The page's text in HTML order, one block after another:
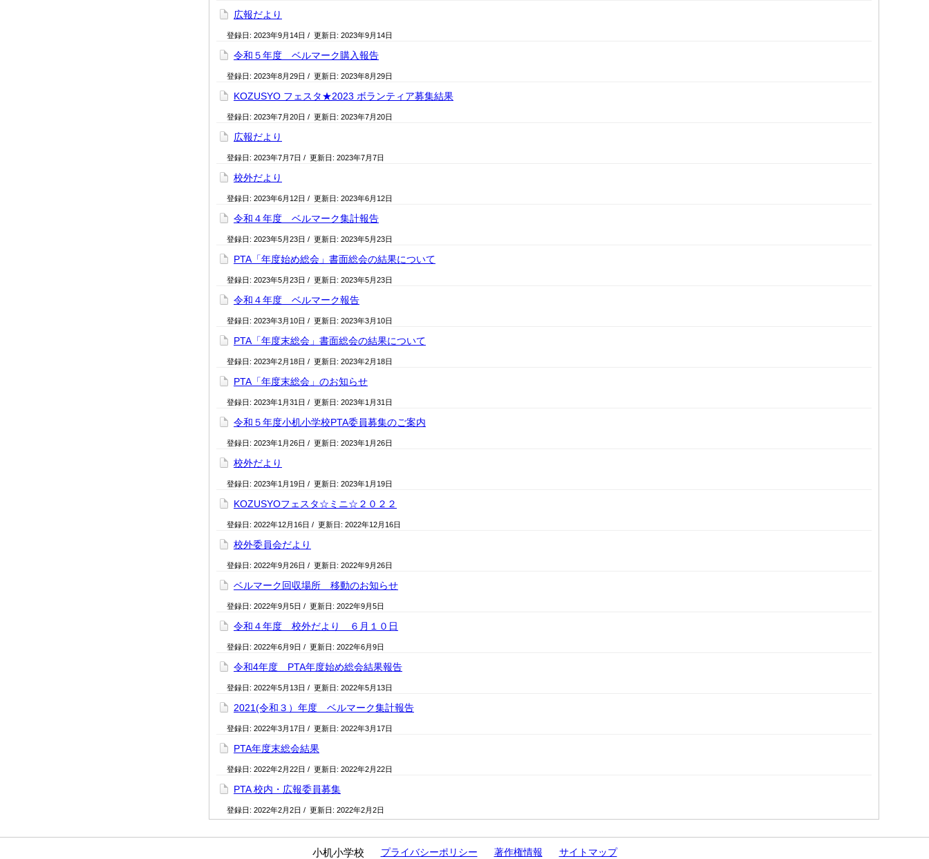
広報だより
登録日: 2023年9月14日 / 更新日: 2023年9月14日
令和５年度 ベルマーク購入報告
登録日: 2023年8月29日 / 更新日: 2023年8月29日
KOZUSYO フェスタ★2023 ボランティア募集結果
登録日: 2023年7月20日 / 更新日: 2023年7月20日
広報だより
登録日: 2023年7月7日 / 更新日: 2023年7月7日
校外だより
登録日: 2023年6月12日 / 更新日: 2023年6月12日
令和４年度 ベルマーク集計報告
登録日: 2023年5月23日 / 更新日: 2023年5月23日
PTA「年度始め総会」書面総会の結果について
登録日: 2023年5月23日 / 更新日: 2023年5月23日
令和４年度 ベルマーク報告
登録日: 2023年3月10日 / 更新日: 2023年3月10日
PTA「年度末総会」書面総会の結果について
登録日: 2023年2月18日 / 更新日: 2023年2月18日
PTA「年度末総会」のお知らせ
登録日: 2023年1月31日 / 更新日: 2023年1月31日
令和５年度小机小学校PTA委員募集のご案内
登録日: 2023年1月26日 / 更新日: 2023年1月26日
校外だより
登録日: 2023年1月19日 / 更新日: 2023年1月19日
KOZUSYOフェスタ☆ミニ☆２０２２
登録日: 2022年12月16日 / 更新日: 2022年12月16日
校外委員会だより
登録日: 2022年9月26日 / 更新日: 2022年9月26日
ベルマーク回収場所 移動のお知らせ
登録日: 2022年9月5日 / 更新日: 2022年9月5日
令和４年度 校外だより ６月１０日
登録日: 2022年6月9日 / 更新日: 2022年6月9日
令和4年度 PTA年度始め総会結果報告
登録日: 2022年5月13日 / 更新日: 2022年5月13日
2021(令和３）年度 ベルマーク集計報告
登録日: 2022年3月17日 / 更新日: 2022年3月17日
PTA年度末総会結果
登録日: 2022年2月22日 / 更新日: 2022年2月22日
PTA 校内・広報委員募集
登録日: 2022年2月2日 / 更新日: 2022年2月2日
小机小学校 プライバシーポリシー 著作権情報 サイトマップ